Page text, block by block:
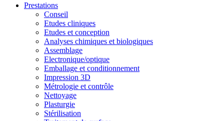
Prestations
Conseil
Etudes cliniques
Etudes et conception
Analyses chimiques et biologiques
Assemblage
Electronique/optique
Emballage et conditionnement
Impression 3D
Métrologie et contrôle
Nettoyage
Plasturgie
Stérilisation